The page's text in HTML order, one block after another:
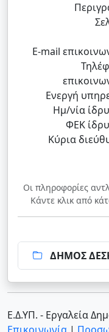
E-mail
Ενεργή
Ημ/νία
ΦΕΚ
Κύρια
Οι πληροφορίες
Κάντε κλικ από
ΔΗΜΟΣ
Ε.Δ.ΥΠ. - Εργαλεία